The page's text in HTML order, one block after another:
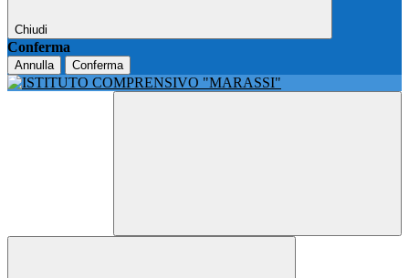
Chiudi
Conferma
Annulla Conferma